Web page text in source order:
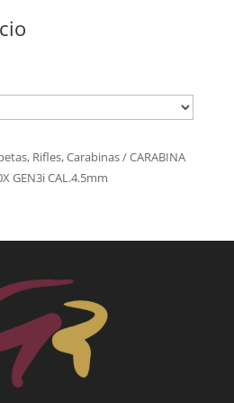
Rifles, Carabinas/ CARABINA
GEN3i CAL.4.5mm